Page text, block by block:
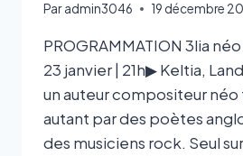
Par admin3046 19 décembre
PROGRAMMATION 3lia
23 janvier | 21h▶ Keltia,
un auteur compositeur
autant par des poètes
des musiciens rock. Seul